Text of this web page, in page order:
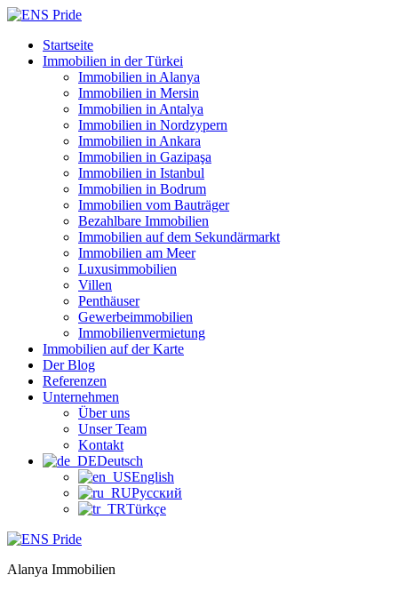
Startseite
Immobilien in der Türkei
Immobilien in Alanya
Immobilien in Mersin
Immobilien in Antalya
Immobilien in Nordzypern
Immobilien in Ankara
Immobilien in Gazipaşa
Immobilien in Istanbul
Immobilien in Bodrum
Immobilien vom Bauträger
Bezahlbare Immobilien
Immobilien auf dem Sekundärmarkt
Immobilien am Meer
Luxusimmobilien
Villen
Penthäuser
Gewerbeimmobilien
Immobilienvermietung
Immobilien auf der Karte
Der Blog
Referenzen
Unternehmen
Über uns
Unser Team
Kontakt
Deutsch
English
Русский
Türkçe
Alanya Immobilien